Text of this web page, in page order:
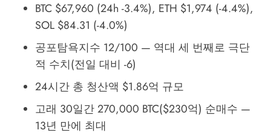
BTC $67,960 (24h -3.4%), ETH $1,974 (-4.4%),
SOL $84.31 (-4.0%)
공포탐욕지수 12/100 — 역대 세 번째로 극단
적 수치(전일 대비 -6)
24시간 총 청산액 $1.86억 규모
고래 30일간 270,000 BTC($230억) 순매수 —
13년 만에 최대